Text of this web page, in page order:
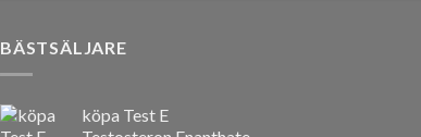
BÄSTSÄLJARE
köpa Test E